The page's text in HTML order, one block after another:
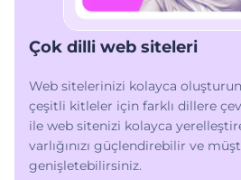
Çok dilli web siteleri
Web sitelerinizi kolayca
çeşitli kitleler için farklı dillere
ile web sitenizi kolayca
varlığınızı güçlendirebilir ve
genişletebilirsiniz.